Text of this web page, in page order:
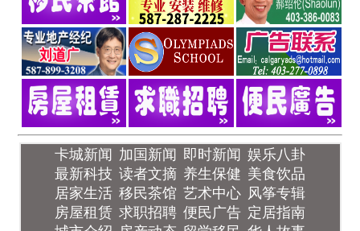
卡城新闻 加国新闻 即时新闻 娱乐八卦
最新科技 读者文摘 养生保健 美食饮品
居家生活 移民茶馆 艺术中心 风筝专辑
房屋租赁 求职招聘 便民广告 定居指南